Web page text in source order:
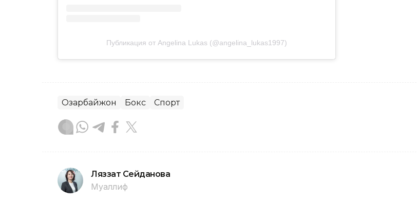
Публикация от Angelina Lukas (@angelina_lukas1997)
Озарбайжон Бокс Спорт
Ляззат Сейданова
Муаллиф